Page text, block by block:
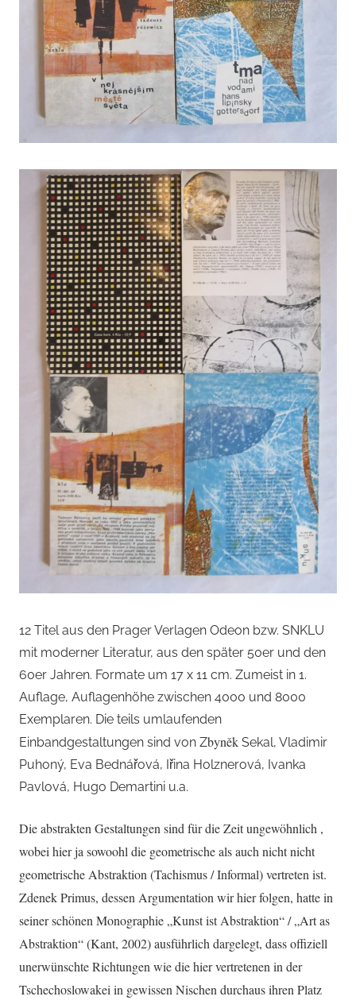
12 Titel aus den Prager Verlagen Odeon bzw. SNKLU
mit moderner Literatur, aus den später 50er und den
60er Jahren. Formate um 17 x 11 cm. Zumeist in 1.
Auflage, Auflagenhöhe zwischen 4000 und 8000
Exemplaren. Die teils umlaufenden
Einbandgestaltungen sind von Zbyněk Sekal, Vladimir
Puhoný, Eva Bednářová, Iřina Holznerová, Ivanka
Pavlová, Hugo Demartini u.a.
Die abstrakten Gestaltungen sind für die Zeit ungewöhnlich ,
wobei hier ja sowoohl die geometrische als auch nicht nicht
geometrische Abstraktion (Tachismus / Informal) vertreten ist.
Zdenek Primus, dessen Argumentation wir hier folgen, hatte in
seiner schönen Monographie „Kunst ist Abstraktion“ / „Art as
Abstraktion“ (Kant, 2002) ausführlich dargelegt, dass offiziell
unerwünschte Richtungen wie die hier vertretenen in der
Tschechoslowakei in gewissen Nischen durchaus ihren Platz